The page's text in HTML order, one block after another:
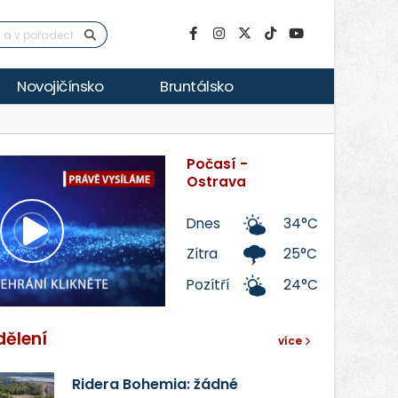
Novojičínsko Bruntálsko
Přehrát
video
Počasí -
Ostrava
Dnes
34°C
Zítra
25°C
Pozítří
24°C
více
Ridera Bohemia: žádné